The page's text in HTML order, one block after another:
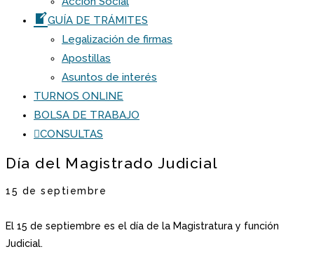
GUÍA DE TRÁMITES
Legalización de firmas
Apostillas
Asuntos de interés
TURNOS ONLINE
BOLSA DE TRABAJO
CONSULTAS
Día del Magistrado Judicial
15 de septiembre
El 15 de septiembre es el día de la Magistratura y función
Judicial.